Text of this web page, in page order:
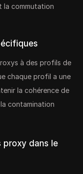
commutation
à des profils de
chaque profil a une
la cohérence de
contamination
proxy dans le